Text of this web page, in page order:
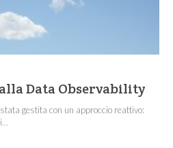
Data Observability
gestita con un approccio reattivo: